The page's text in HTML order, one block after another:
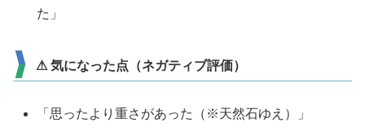
た」
⚠ 気になった点（ネガティブ評価）
「思ったより重さがあった（※天然石ゆえ）」